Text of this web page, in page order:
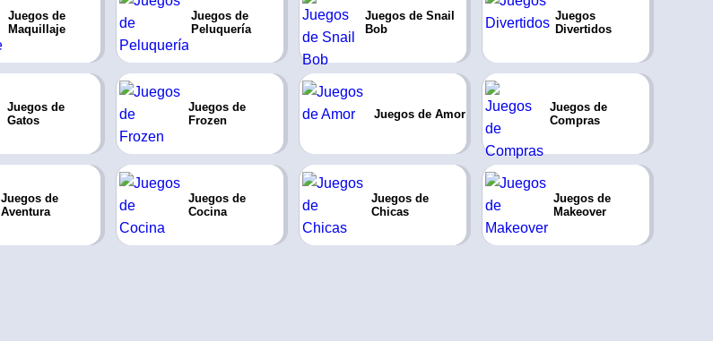
Juegos de
Maquillaje
Juegos de
Peluquería
Juegos de Snail
Bob
Juegos
Divertidos
Juegos de
Gatos
Juegos de
Frozen
Juegos de Amor
Juegos de
Compras
Juegos de
Aventura
Juegos de
Cocina
Juegos de
Chicas
Juegos de
Makeover